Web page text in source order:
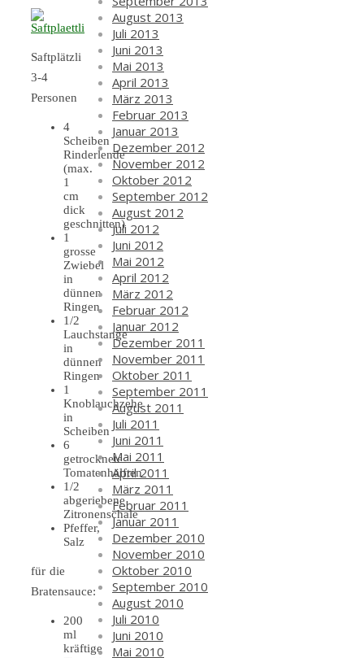
Saftplätzli
3-4
Personen
4
Scheiben
Rinderlende
(max.
1
cm
dick
geschnitten)
1
grosse
Zwiebel
in
dünnen
Ringen
1/2
Lauchstange
in
dünnen
Ringen
1
Knoblauchzehe
in
Scheiben
6
getrocknete
Tomatenhälften
1/2
abgeriebene
Zitronenschale
Pfeffer,
Salz
für die
Bratensauce:
200
ml
kräftige
August 2013
Juli 2013
Juni 2013
Mai 2013
April 2013
März 2013
Februar 2013
Januar 2013
Dezember 2012
November 2012
Oktober 2012
September 2012
August 2012
Juli 2012
Juni 2012
Mai 2012
April 2012
März 2012
Februar 2012
Januar 2012
Dezember 2011
November 2011
Oktober 2011
September 2011
August 2011
Juli 2011
Juni 2011
Mai 2011
April 2011
März 2011
Februar 2011
Januar 2011
Dezember 2010
November 2010
Oktober 2010
September 2010
August 2010
Juli 2010
Juni 2010
Mai 2010